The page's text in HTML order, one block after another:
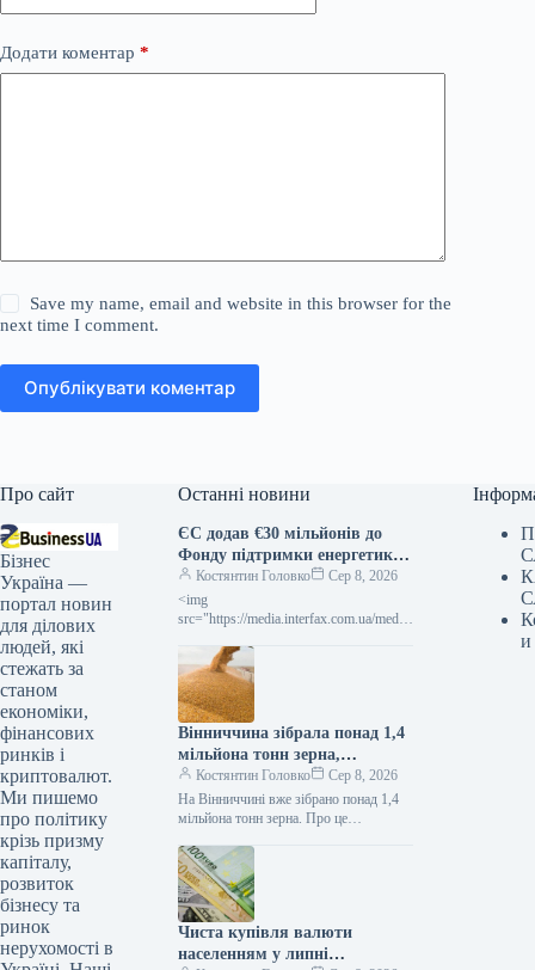
Додати коментар *
Save my name, email and website in this browser for the
next time I comment.
Опублікувати коментар
Про сайт
Бізнес
Україна —
портал новин
для ділових
людей, які
стежать за
станом
економіки,
фінансових
ринків і
криптовалют.
Ми пишемо
про політику
крізь призму
капіталу,
розвиток
бізнесу та
ринок
нерухомості в
Останні новини
ЄС додав €30 мільйонів до
Фонду підтримки енергетики
України
Костянтин Головко
Сер 8, 2026
<img
src="https://media.interfax.com.ua/media/
jpg" alt="Європейський Союз вніс до
Фонду підтримки енергетики
Вінниччина зібрала понад 1,4
мільйона тонн зерна,
перевищивши торішній
показник урожайності
Костянтин Головко
Сер 8, 2026
На Вінниччині вже зібрано понад 1,4
мільйона тонн зерна. Про це
адміністрації Наталя Заболотна.
«Жнивна кампанія…
Чиста купівля валюти
населенням у липні
и